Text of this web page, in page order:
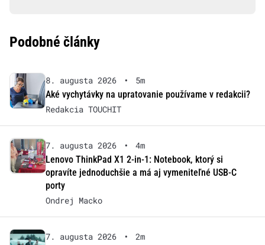
Podobné články
8. augusta 2026 •
5m
Aké vychytávky na upratovanie používame v redakcii?
Redakcia TOUCHIT
7. augusta 2026 •
4m
Lenovo ThinkPad X1 2-in-1: Notebook, ktorý si
opravíte jednoduchšie a má aj vymeniteľné USB-C
porty
Ondrej Macko
7. augusta 2026 •
2m